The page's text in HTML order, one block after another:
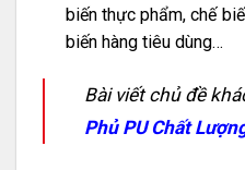
biến thực phẩm, chế
biến hàng tiêu dùng…
Bài viết chủ đề
Phủ PU Chất